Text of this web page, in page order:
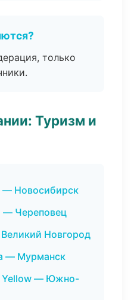
только
Туризм и
— Новосибирск
— Череповец
Новгород
— Мурманск
Yellow — Южно-